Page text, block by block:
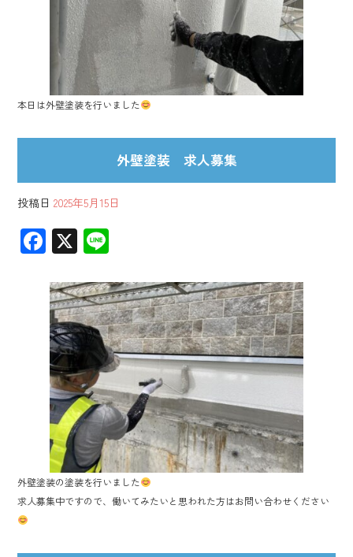
本日は外壁塗装を行いました
外壁塗装 求人募集
投稿日 2025年5月15日
F
e
b
o
ok
X
外壁塗装の塗装を行いました
求人募集中ですので、働いてみたいと思われた方はお問い合わせください